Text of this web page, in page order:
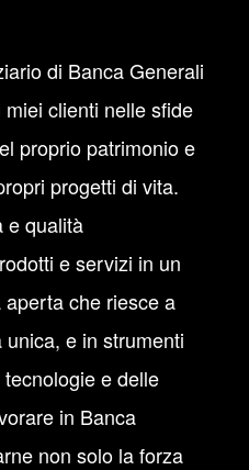
di Banca Generali
clienti nelle sfide
proprio patrimonio e
progetti di vita.
e qualità
e servizi in un
che riesce a
e in strumenti
e delle
in Banca
non solo la forza